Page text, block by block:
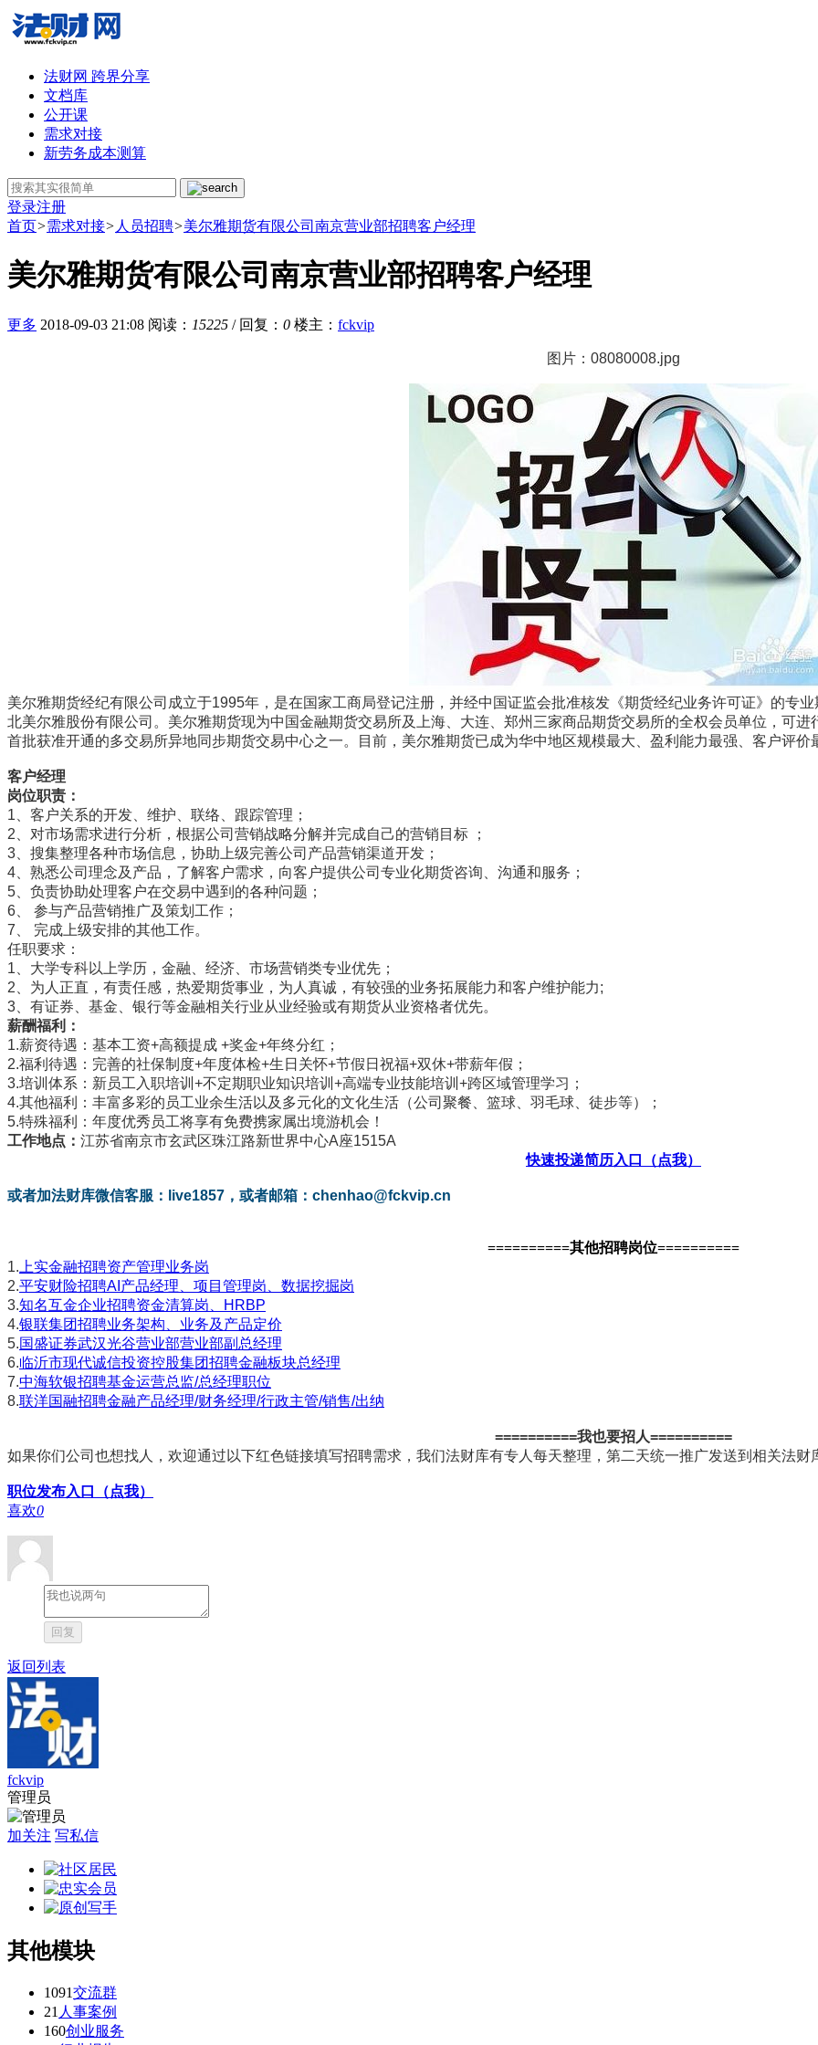
法财网 跨界分享
文档库
公开课
需求对接
新劳务成本测算
登录注册
首页>需求对接> 人员招聘>美尔雅期货有限公司南京营业部招聘客户经理
美尔雅期货有限公司南京营业部招聘客户经理
更多 2018-09-03 21:08 阅读： 15225 / 回复： 0 楼主 ： fckvip
图片：08080008.jpg
美尔雅期货经纪有限公司成立于1995年，是在国家工商局登记注册，并经中国证监会批准核发《期货经纪业务许可证》的专
北美尔雅股份有限公司。美尔雅期货现为中国金融期货交易所及上海、大连、郑州三家商品期货交易所的全权会员单位，可
首批获准开通的多交易所异地同步期货交易中心之一。目前，美尔雅期货已成为华中地区规模最大、盈利能力最强、客户评价
客户经理
岗位职责：
1、客户关系的开发、维护、联络、跟踪管理；
2、对市场需求进行分析，根据公司营销战略分解并完成自己的营销目标 ；
3、搜集整理各种市场信息，协助上级完善公司产品营销渠道开发；
4、熟悉公司理念及产品，了解客户需求，向客户提供公司专业化期货咨询、沟通和服务；
5、负责协助处理客户在交易中遇到的各种问题；
6、 参与产品营销推广及策划工作；
7、 完成上级安排的其他工作。
任职要求：
1、大学专科以上学历，金融、经济、市场营销类专业优先；
2、为人正直，有责任感，热爱期货事业，为人真诚，有较强的业务拓展能力和客户维护能力;
3、有证券、基金、银行等金融相关行业从业经验或有期货从业资格者优先。
薪酬福利：
1.薪资待遇：基本工资+高额提成 +奖金+年终分红；
2.福利待遇：完善的社保制度+年度体检+生日关怀+节假日祝福+双休+带薪年假；
3.培训体系：新员工入职培训+不定期职业知识培训+高端专业技能培训+跨区域管理学习；
4.其他福利：丰富多彩的员工业余生活以及多元化的文化生活（公司聚餐、篮球、羽毛球、徒步等）；
5.特殊福利：年度优秀员工将享有免费携家属出境游机会！
工作地点： 江苏省南京市玄武区珠江路新世界中心A座1515A
快速投递简历入口（点我）
或者加法财库微信客服：live1857，或者邮箱：chenhao@fckvip.cn
==========其他招聘岗位==========
1. 上实金融招聘资产管理业务岗
2.平安财险招聘AI产品经理、项目管理岗、数据挖掘岗
3.知名互金企业招聘资金清算岗、HRBP
4.银联集团招聘业务架构、业务及产品定价
5.国盛证券武汉光谷营业部营业部副总经理
6.临沂市现代诚信投资控股集团招聘金融板块总经理
7.中海软银招聘基金运营总监/总经理职位
8.联洋国融招聘金融产品经理/财务经理/行政主管/销售/出纳
==========我也要招人==========
如果你们公司也想找人，欢迎通过以下红色链接填写招聘需求，我们法财库有专人每天整理，第二天统一推广发送到相关法财
职位发布入口（点我）
喜欢0
回复
返回列表
fckvip
管理员
加关注 写私信
其他模块
1091交流群
21 人事案例
160创业服务